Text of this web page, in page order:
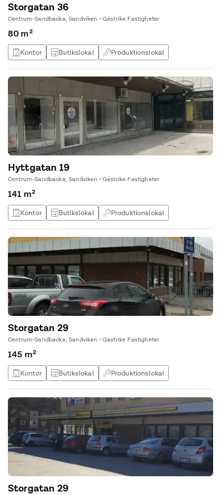
Storgatan 36
Centrum-Sandbacka, Sandviken • Gästrike Fastigheter
80 m²
Kontor Butikslokal
Produktionslokal
Lagerlokal
Hyttgatan 19
Centrum-Sandbacka, Sandviken • Gästrike Fastigheter
141 m²
Kontor Butikslokal
Produktionslokal
Restaurang
Storgatan 29
Centrum-Sandbacka, Sandviken • Gästrike Fastigheter
145 m²
Kontor Butikslokal
Produktionslokal
Lagerlokal
Storgatan 29